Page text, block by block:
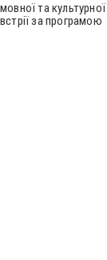
та культурної
за програмою